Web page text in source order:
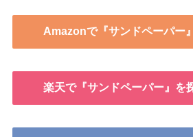
Amazonで『サンドペーパー
楽天で『サンドペーパー』を